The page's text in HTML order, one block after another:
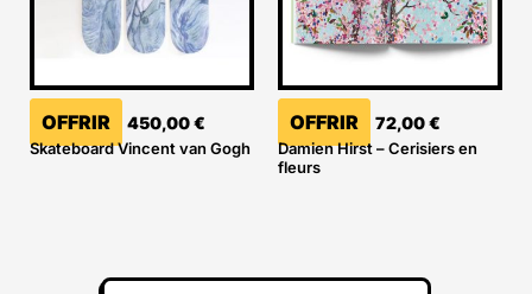
OFFRIR 450,00€
Skateboard Vincent van Gogh
OFFRIR 72,00€
Damien Hirst – Cerisiers en
fleurs